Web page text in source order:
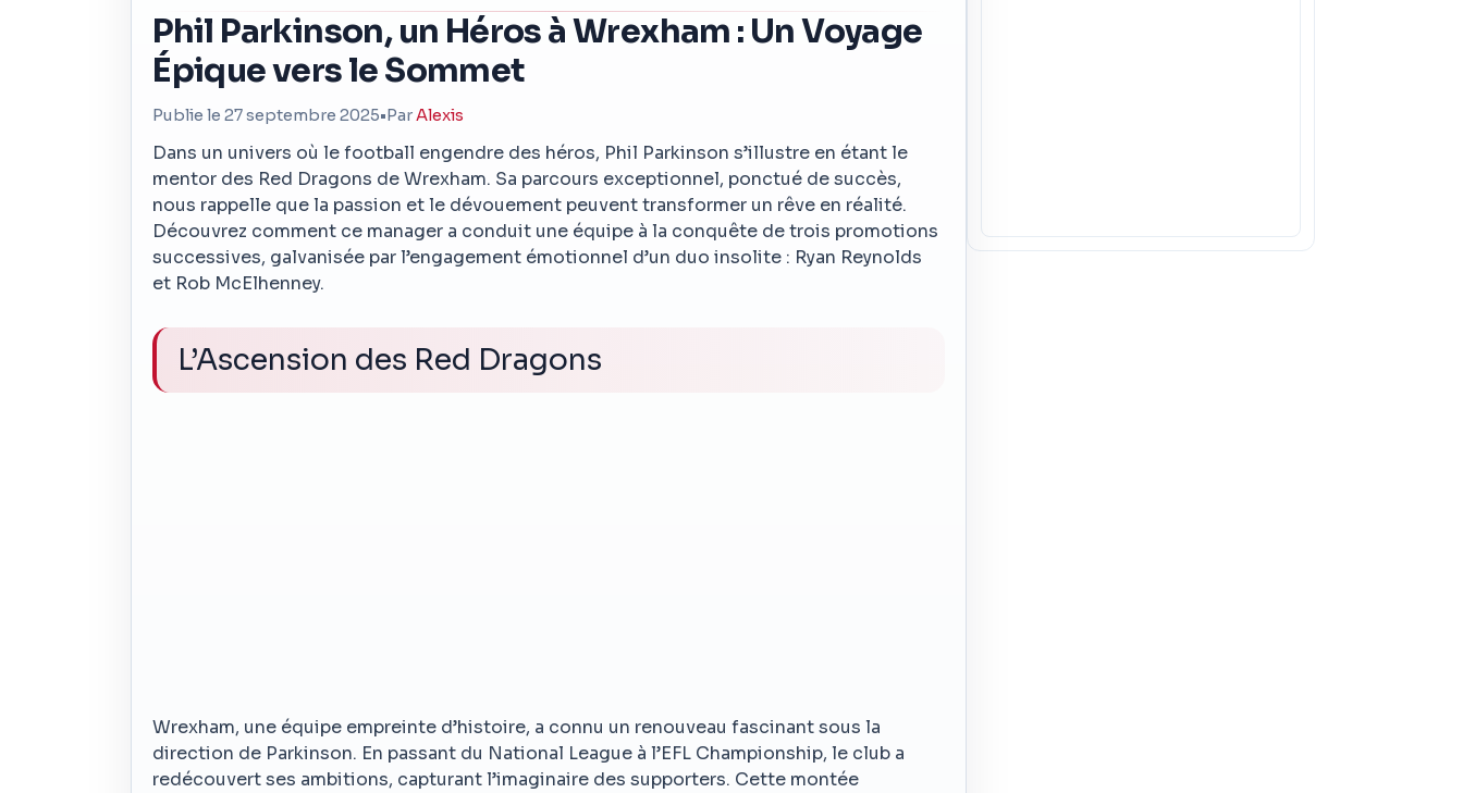
Phil Parkinson, un Héros à Wrexham : Un Voyage
Épique vers le Sommet
Publie le 27 septembre 2025•ParAlexis
Dans un univers où le football engendre des héros, Phil Parkinson s’illustre en étant le
mentor des Red Dragons de Wrexham. Sa parcours exceptionnel, ponctué de succès,
nous rappelle que la passion et le dévouement peuvent transformer un rêve en réalité.
Découvrez comment ce manager a conduit une équipe à la conquête de trois promotions
successives, galvanisée par l’engagement émotionnel d’un duo insolite : Ryan Reynolds
et Rob McElhenney.
L’Ascension des Red Dragons
Wrexham, une équipe empreinte d’histoire, a connu un renouveau fascinant sous la
direction de Parkinson. En passant du National League à l’EFL Championship, le club a
redécouvert ses ambitions, capturant l’imaginaire des supporters. Cette montée